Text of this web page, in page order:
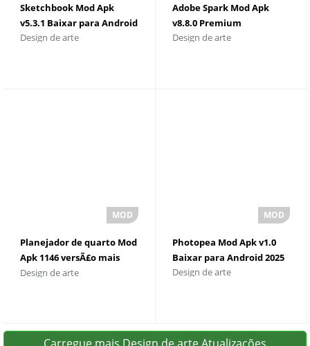
Sketchbook Mod Apk
v5.3.1 Baixar para Android
Design de arte
Adobe Spark Mod Apk
v8.8.0 Premium
Desbloqueado
Design de arte
Planejador de quarto Mod
Apk 1146 versÃ£o mais
recente
Design de arte
Photopea Mod Apk v1.0
Baixar para Android 2025
Design de arte